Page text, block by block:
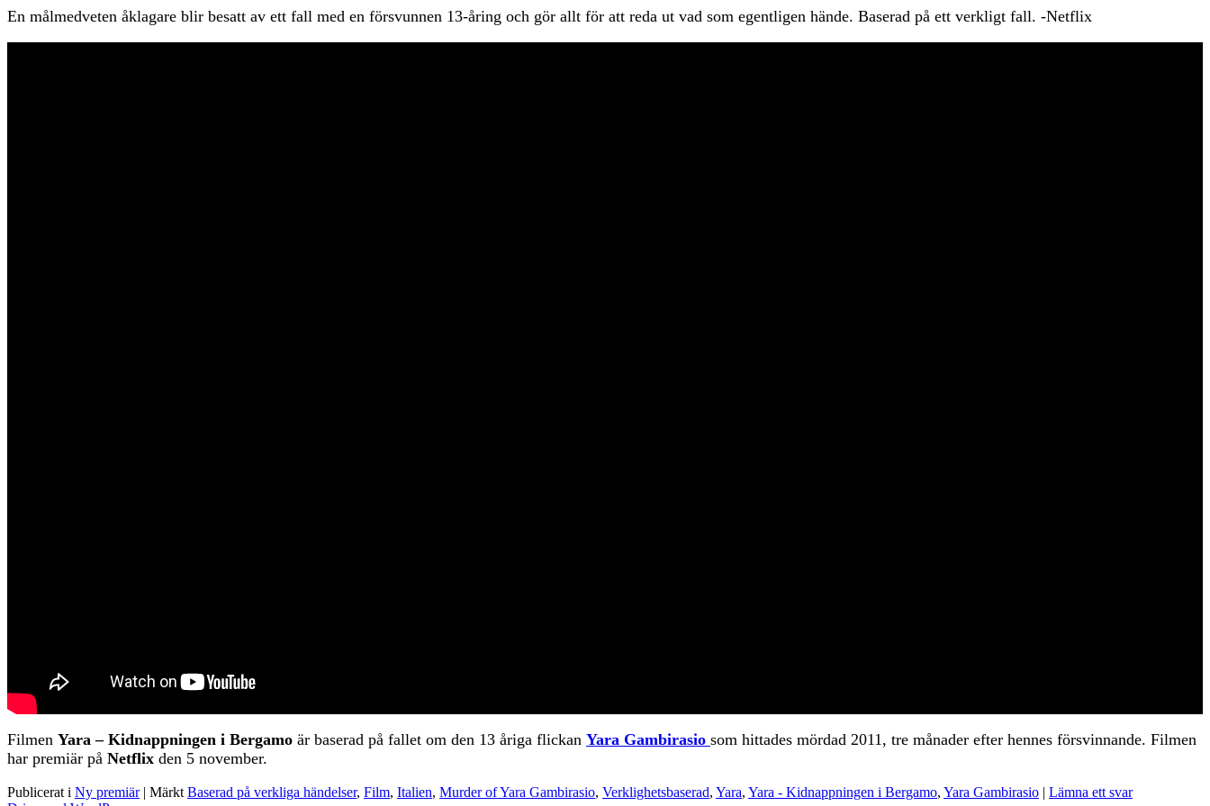
En målmedveten åklagare blir besatt av ett fall med en försvunnen 13-åring och gör allt för att reda ut vad som egentligen hände. Baserad på ett verkligt fall. -Netflix
Filmen Yara – Kidnappningen i Bergamo är baserad på fallet om den 13 åriga flickan Yara Gambirasio som hittades mördad 2011, tre månader efter hennes försvinnande. Filmen
har premiär på Netflix den 5 november.
Publicerat i Ny premiär | Märkt Baserad på verkliga händelser, Film, Italien, Murder of Yara Gambirasio, Verklighetsbaserad, Yara, Yara - Kidnappningen i Bergamo, Yara Gambirasio | Lämna ett svar